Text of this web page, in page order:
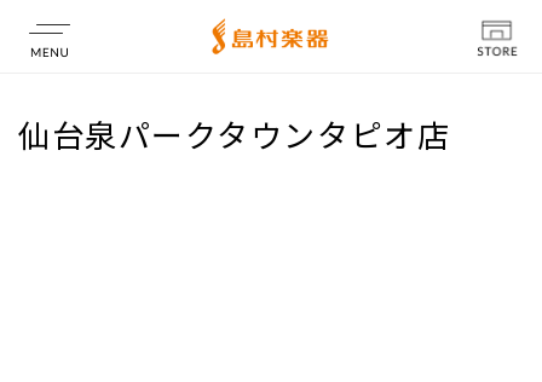
店舗情報
仙台泉パークタウンタピオ店